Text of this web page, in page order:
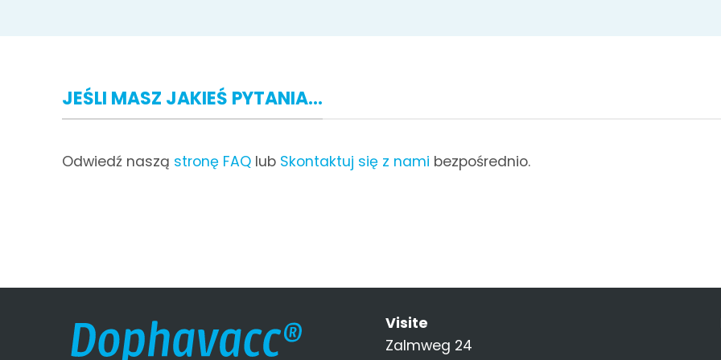
JEŚLI MASZ JAKIEŚ PYTANIA...
Odwiedź naszą stronę FAQ lub Skontaktuj się z nami bezpośrednio.
Visite
Zalmweg 24